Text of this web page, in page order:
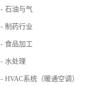
- 石油与气
- 制药行业
- 食品加工
- 水处理
- HVAC系统（暖通空调）